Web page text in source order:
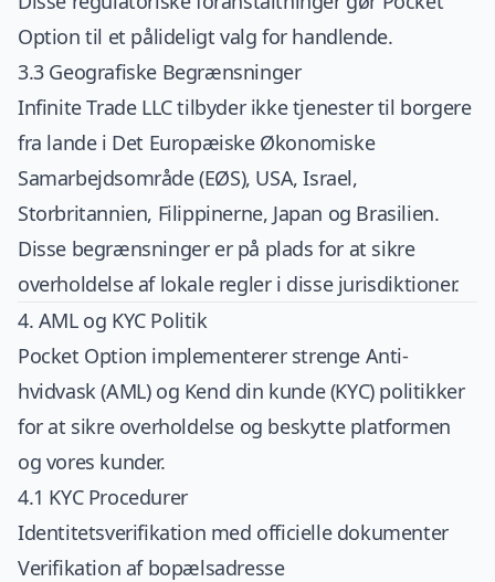
Option til et pålideligt valg for handlende.
3.3 Geografiske Begrænsninger
Infinite Trade LLC tilbyder ikke tjenester til borgere
fra lande i Det Europæiske Økonomiske
Samarbejdsområde (EØS), USA, Israel,
Storbritannien, Filippinerne, Japan og Brasilien.
Disse begrænsninger er på plads for at sikre
overholdelse af lokale regler i disse jurisdiktioner.
4. AML og KYC Politik
Pocket Option implementerer strenge Anti-
hvidvask (AML) og Kend din kunde (KYC) politikker
for at sikre overholdelse og beskytte platformen
og vores kunder.
4.1 KYC Procedurer
Identitetsverifikation med officielle dokumenter
Verifikation af bopælsadresse